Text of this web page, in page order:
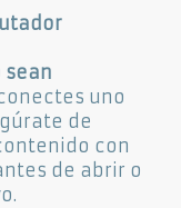
uno
de
con
de abrir o